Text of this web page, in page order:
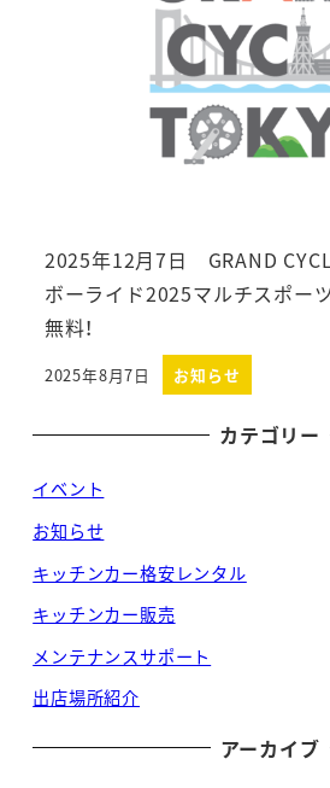
2025年12月7日 GRAND
ボーライド2025マルチスポ
無料！
投稿日
2025年8月7日 お知らせ
カテゴリー
イベント
お知らせ
キッチンカー格安レンタル
キッチンカー販売
メンテナンスサポート
出店場所紹介
アーカイブ